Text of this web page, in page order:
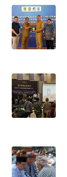
WN
JOGJA
WN
BALI
WN
KALTENG